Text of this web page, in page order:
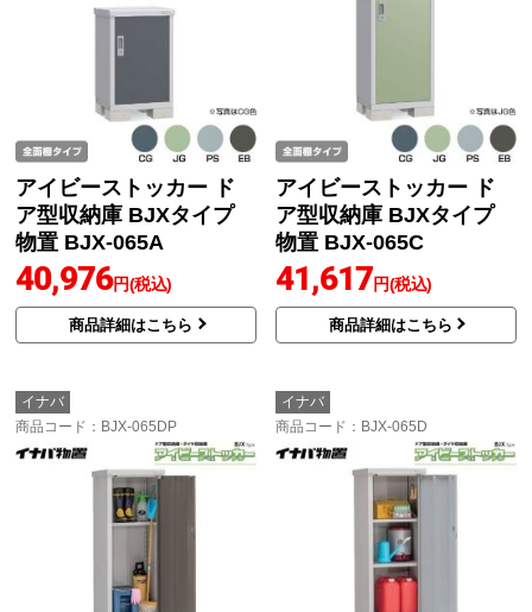
アイビーストッカー ド
ア型収納庫 BJXタイプ
物置 BJX-065A
40,976円(税込)
商品詳細はこちら
アイビーストッカー ド
ア型収納庫 BJXタイプ
物置 BJX-065C
41,617円(税込)
商品詳細はこちら
イナバ
商品コード ：BJX-065DP
イナバ
商品コード ：BJX-065D